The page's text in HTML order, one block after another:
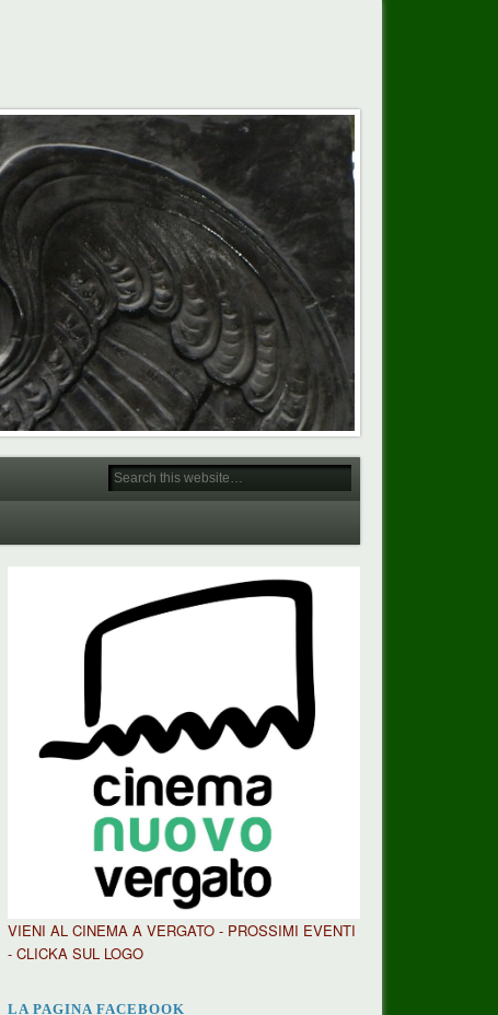
VIENI AL CINEMA A VERGATO - PROSSIMI EVENTI
- CLICKA SUL LOGO
LA PAGINA FACEBOOK